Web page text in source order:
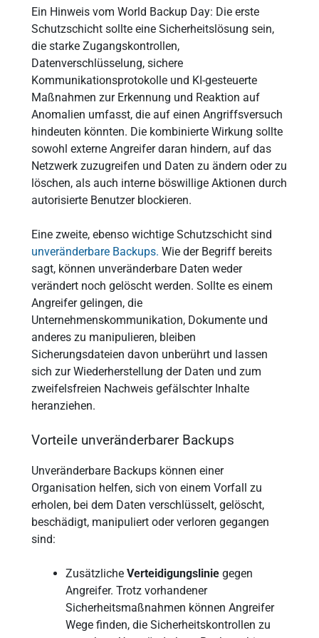
Ein Hinweis vom World Backup Day: Die erste
Schutzschicht sollte eine Sicherheitslösung sein,
die starke Zugangskontrollen,
Datenverschlüsselung, sichere
Kommunikationsprotokolle und KI-gesteuerte
Maßnahmen zur Erkennung und Reaktion auf
Anomalien umfasst, die auf einen Angriffsversuch
hindeuten könnten. Die kombinierte Wirkung sollte
sowohl externe Angreifer daran hindern, auf das
Netzwerk zuzugreifen und Daten zu ändern oder zu
löschen, als auch interne böswillige Aktionen durch
autorisierte Benutzer blockieren.
Eine zweite, ebenso wichtige Schutzschicht sind
unveränderbare Backups. Wie der Begriff bereits
sagt, können unveränderbare Daten weder
verändert noch gelöscht werden. Sollte es einem
Angreifer gelingen, die
Unternehmenskommunikation, Dokumente und
anderes zu manipulieren, bleiben
Sicherungsdateien davon unberührt und lassen
sich zur Wiederherstellung der Daten und zum
zweifelsfreien Nachweis gefälschter Inhalte
heranziehen.
Vorteile unveränderbarer Backups
Unveränderbare Backups können einer
Organisation helfen, sich von einem Vorfall zu
erholen, bei dem Daten verschlüsselt, gelöscht,
beschädigt, manipuliert oder verloren gegangen
sind:
Zusätzliche Verteidigungsliniegegen
Angreifer. Trotz vorhandener
Sicherheitsmaßnahmen können Angreifer
Wege finden, die Sicherheitskontrollen zu